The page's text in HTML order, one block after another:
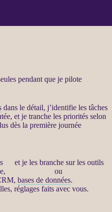
pendant que je pilote
dans le détail, j’identifie les tâches
et je tranche les priorités selon
dès la première journée
et je les branche sur les outils
ou
, bases de données.
réglages faits avec vous.